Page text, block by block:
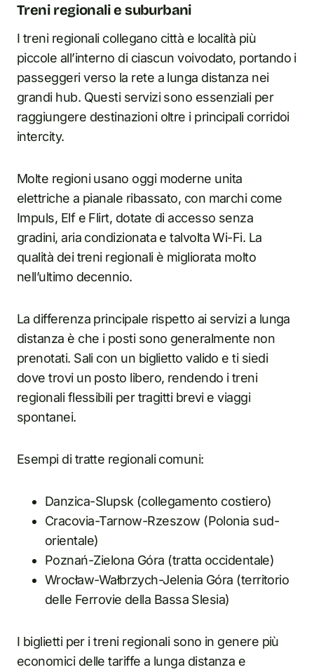
Treni regionali e suburbani
I treni regionali collegano città e località più
piccole all’interno di ciascun voivodato, portando i
passeggeri verso la rete a lunga distanza nei
grandi hub. Questi servizi sono essenziali per
raggiungere destinazioni oltre i principali corridoi
intercity.
Molte regioni usano oggi moderne unita
elettriche a pianale ribassato, con marchi come
Impuls, Elf e Flirt, dotate di accesso senza
gradini, aria condizionata e talvolta Wi-Fi. La
qualità dei treni regionali è migliorata molto
nell’ultimo decennio.
La differenza principale rispetto ai servizi a lunga
distanza è che i posti sono generalmente non
prenotati. Sali con un biglietto valido e ti siedi
dove trovi un posto libero, rendendo i treni
regionali flessibili per tragitti brevi e viaggi
spontanei.
Esempi di tratte regionali comuni:
Danzica-Slupsk (collegamento costiero)
Cracovia-Tarnow-Rzeszow (Polonia sud-
orientale)
Poznań-Zielona Góra (tratta occidentale)
Wrocław-Wałbrzych-Jelenia Góra (territorio
delle Ferrovie della Bassa Slesia)
I biglietti per i treni regionali sono in genere più
economici delle tariffe a lunga distanza e